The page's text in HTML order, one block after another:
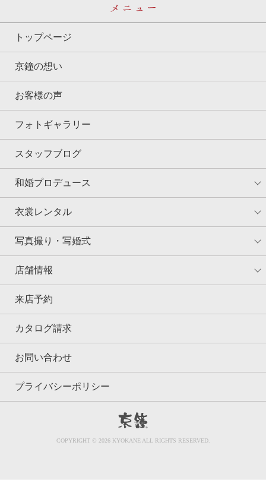
トップページ
京鐘の想い
お客様の声
フォトギャラリー
スタッフブログ
和婚プロデュース
衣裳レンタル
写真撮り・写婚式
店舗情報
来店予約
カタログ請求
お問い合わせ
プライバシーポリシー
COPYRIGHT © 2026 KYOKANE ALL RIGHTS RESERVED.